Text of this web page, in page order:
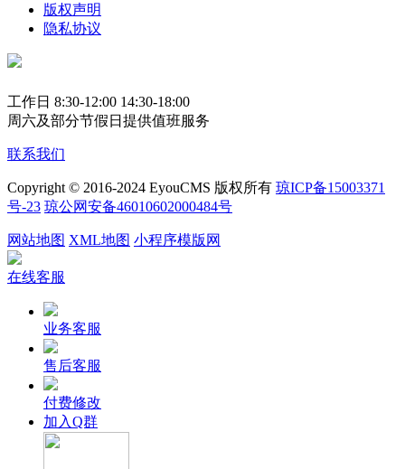
版权声明
隐私协议
工作日 8:30-12:00 14:30-18:00
周六及部分节假日提供值班服务
联系我们
Copyright © 2016-2024 EyouCMS 版权所有 琼ICP备15003371
号-23 琼公网安备46010602000484号
网站地图 XML地图 小程序模版网
在线客服
业务客服
售后客服
付费修改
加入Q群